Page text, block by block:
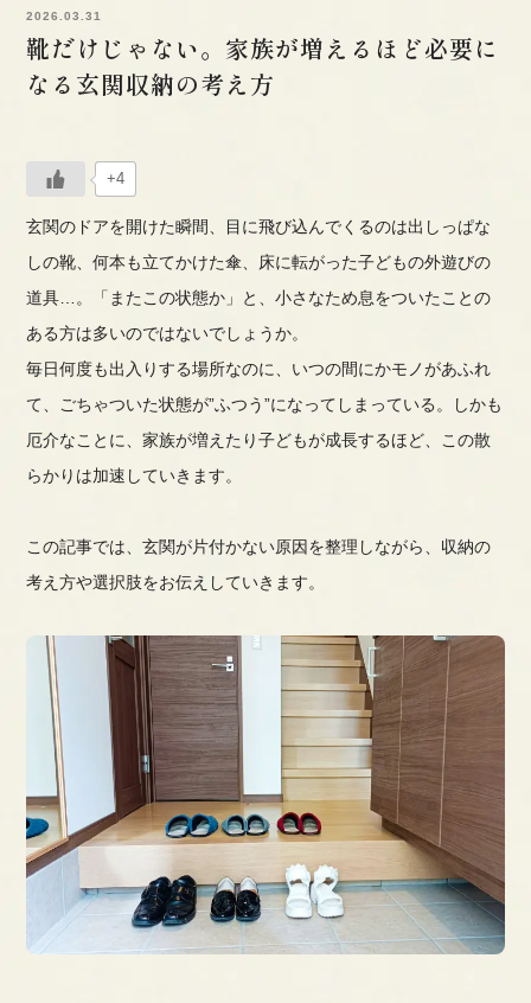
2026.03.31
靴だけじゃない。家族が増えるほど必要に
なる玄関収納の考え方
+4
玄関のドアを開けた瞬間、目に飛び込んでくるのは出しっぱな
しの靴、何本も立てかけた傘、床に転がった子どもの外遊びの
道具…。「またこの状態か」と、小さなため息をついたことの
ある方は多いのではないでしょうか。
毎日何度も出入りする場所なのに、いつの間にかモノがあふれ
て、ごちゃついた状態が”ふつう”になってしまっている。しかも
厄介なことに、家族が増えたり子どもが成長するほど、この散
らかりは加速していきます。
この記事では、玄関が片付かない原因を整理しながら、収納の
考え方や選択肢をお伝えしていきます。